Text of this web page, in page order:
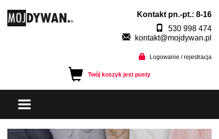
Kontakt pn.-pt.: 8-16
530 998 474
kontakt@mojdywan.pl
Logowanie / rejestracja
Twój koszyk jest pusty